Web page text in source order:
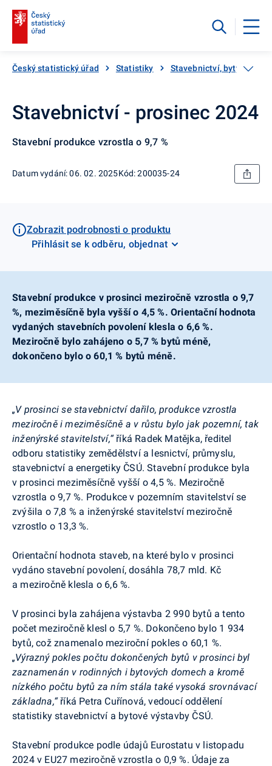
Český statistický úřad Statistiky Stavebnictví, byty
Stavebnictví - prosinec 2024
Stavební produkce vzrostla o 9,7 %
Datum vydání: 06. 02. 2025Kód: 200035-24
Zobrazit podrobnosti o produktu
Přihlásit se k odběru, objednat
Stavební produkce v prosinci meziročně vzrostla o 9,7
%, meziměsíčně byla vyšší o 4,5 %. Orientační hodnota
vydaných stavebních povolení klesla o 6,6 %.
Meziročně bylo zahájeno o 5,7 % bytů méně,
dokončeno bylo o 60,1 % bytů méně.
„V prosinci se stavebnictví dařilo, produkce vzrostla
meziročně i meziměsíčně a v růstu bylo jak pozemní, tak
inženýrské stavitelství,“říká Radek Matějka, ředitel
odboru statistiky zemědělství a lesnictví, průmyslu,
stavebnictví a energetiky ČSÚ. Stavební produkce byla
v prosinci meziměsíčně vyšší o 4,5 %. Meziročně
vzrostla o 9,7 %. Produkce v pozemním stavitelství se
zvýšila o 7,8 % a inženýrské stavitelství meziročně
vzrostlo o 13,3 %.
Orientační hodnota staveb, na které bylo v prosinci
vydáno stavební povolení, dosáhla 78,7 mld. Kč
a meziročně klesla o 6,6 %.
V prosinci byla zahájena výstavba 2 990 bytů a tento
počet meziročně klesl o 5,7 %. Dokončeno bylo 1 934
bytů, což znamenalo meziroční pokles o 60,1 %.
„Výrazný pokles počtu dokončených bytů v prosinci byl
zaznamenán v rodinných i bytových domech a kromě
nízkého počtu bytů za ním stála také vysoká srovnávací
základna,“říká Petra Cuřínová, vedoucí oddělení
statistiky stavebnictví a bytové výstavby ČSÚ.
Stavební produkce podle údajů Eurostatu v listopadu
2024 v EU27 meziročně vzrostla o 0,9 %. Údaje za